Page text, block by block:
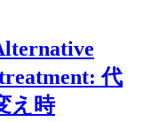
代
え時